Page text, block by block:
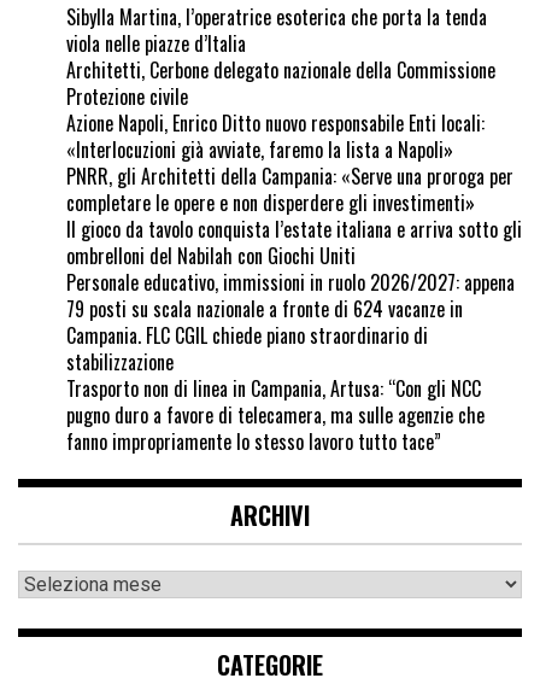
Sibylla Martina, l’operatrice esoterica che porta la tenda
viola nelle piazze d’Italia
Architetti, Cerbone delegato nazionale della Commissione
Protezione civile
Azione Napoli, Enrico Ditto nuovo responsabile Enti locali:
«Interlocuzioni già avviate, faremo la lista a Napoli»
PNRR, gli Architetti della Campania: «Serve una proroga per
completare le opere e non disperdere gli investimenti»
Il gioco da tavolo conquista l’estate italiana e arriva sotto gli
ombrelloni del Nabilah con Giochi Uniti
Personale educativo, immissioni in ruolo 2026/2027: appena
79 posti su scala nazionale a fronte di 624 vacanze in
Campania. FLC CGIL chiede piano straordinario di
stabilizzazione
Trasporto non di linea in Campania, Artusa: “Con gli NCC
pugno duro a favore di telecamera, ma sulle agenzie che
fanno impropriamente lo stesso lavoro tutto tace”
ARCHIVI
CATEGORIE